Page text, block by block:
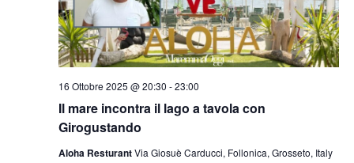
Il mare incontra il lago a tavola con
Girogustando
16 Ottobre 2025 @ 20:30 -23:00
Aloha ResturantVia Giosuè Carducci, Follonica, Grosseto, Italy